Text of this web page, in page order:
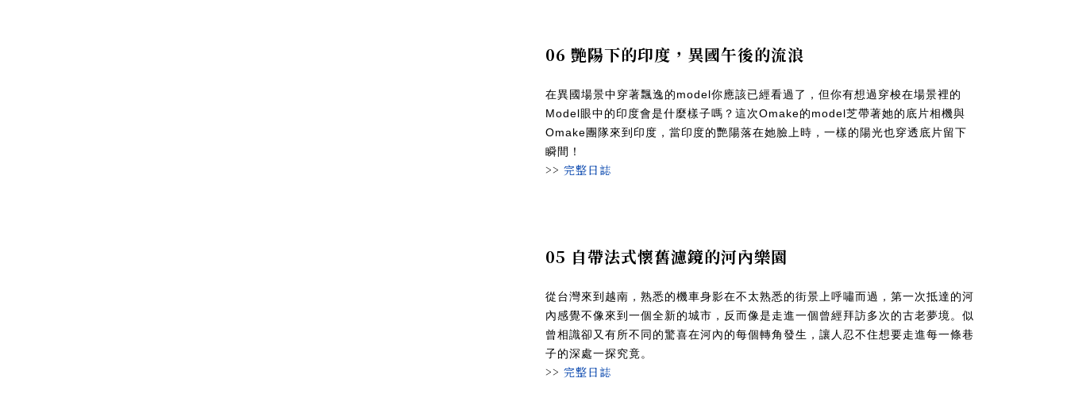
06 艷陽下的印度，異國午後的流浪
在異國場景中穿著飄逸的model你應該已經看過了，但你有想過穿梭在場景裡的
Model眼中的印度會是什麼樣子嗎？這次Omake的model芝帶著她的底片相機與
Omake團隊來到印度，當印度的艷陽落在她臉上時，一樣的陽光也穿透底片留下
瞬間！
>> 完整日誌
05 自帶法式懷舊濾鏡的河內樂園
從台灣來到越南，熟悉的機車身影在不太熟悉的街景上呼嘯而過，第一次抵達的河
內感覺不像來到一個全新的城市，反而像是走進一個曾經拜訪多次的古老夢境。似
曾相識卻又有所不同的驚喜在河內的每個轉角發生，讓人忍不住想要走進每一條巷
子的深處一探究竟。
>> 完整日誌